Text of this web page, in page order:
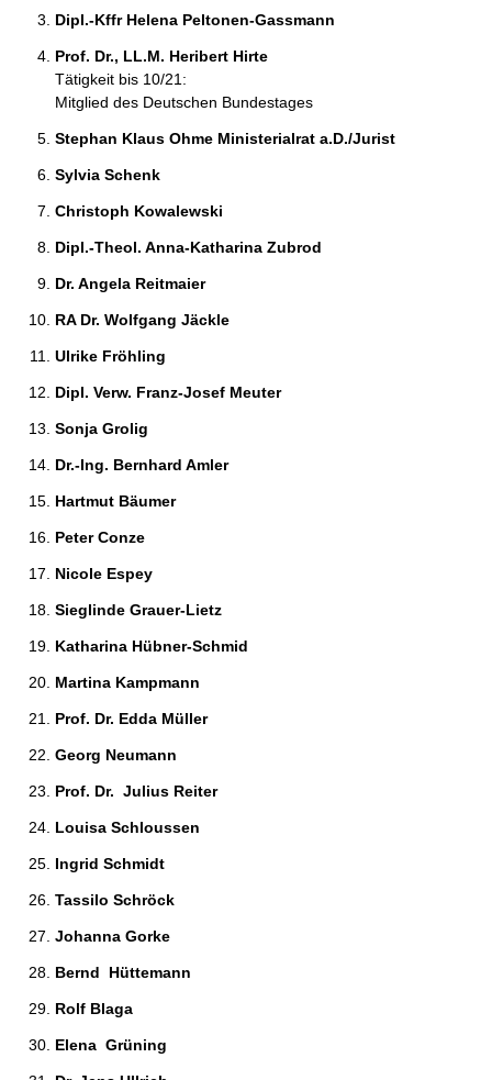
Dipl.-Kffr Helena Peltonen-Gassmann
Prof. Dr., LL.M. Heribert Hirte
Tätigkeit bis 10/21:
Mitglied des Deutschen Bundestages
Stephan Klaus Ohme Ministerialrat a.D./Jurist
Sylvia Schenk
Christoph Kowalewski
Dipl.-Theol. Anna-Katharina Zubrod
Dr. Angela Reitmaier
RA Dr. Wolfgang Jäckle
Ulrike Fröhling
Dipl. Verw. Franz-Josef Meuter
Sonja Grolig
Dr.-Ing. Bernhard Amler
Hartmut Bäumer
Peter Conze
Nicole Espey
Sieglinde Grauer-Lietz
Katharina Hübner-Schmid
Martina Kampmann
Prof. Dr. Edda Müller
Georg Neumann
Prof. Dr.  Julius Reiter
Louisa Schloussen
Ingrid Schmidt
Tassilo Schröck
Johanna Gorke
Bernd  Hüttemann
Rolf Blaga
Elena  Grüning